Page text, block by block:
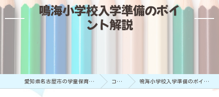
鳴海小学校入学準備のポイ
ント解説
愛知県名古屋市の学童保育ならA学童 コラム 鳴海小学校入学準備のポイント解説